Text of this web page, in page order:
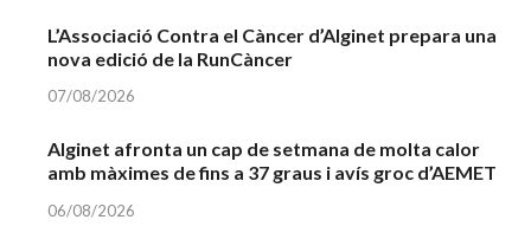
L’Associació Contra el Càncer d’Alginet prepara una
nova edició de la RunCàncer
07/08/2026
Alginet afronta un cap de setmana de molta calor
amb màximes de fins a 37 graus i avís groc d’AEMET
06/08/2026